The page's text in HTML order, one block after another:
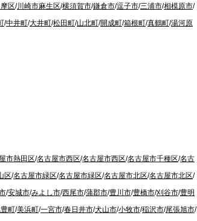
区/川崎市麻生区/横須賀市/鎌倉市/逗子市/三浦市/相模原市/
/中井町/大井町/松田町/山北町/開成町/箱根町/真鶴町/湯河原
市熱田区/名古屋市西区/名古屋市西区/名古屋市千種区/名古
区/名古屋市緑区/名古屋市緑区/名古屋市北区/名古屋市北区/
/安城市/みよし市/西尾市/蒲郡市/豊川市/豊橋市/刈谷市/豊明
町/美浜町/一宮市/春日井市/犬山市/小牧市/稲沢市/尾張旭市/